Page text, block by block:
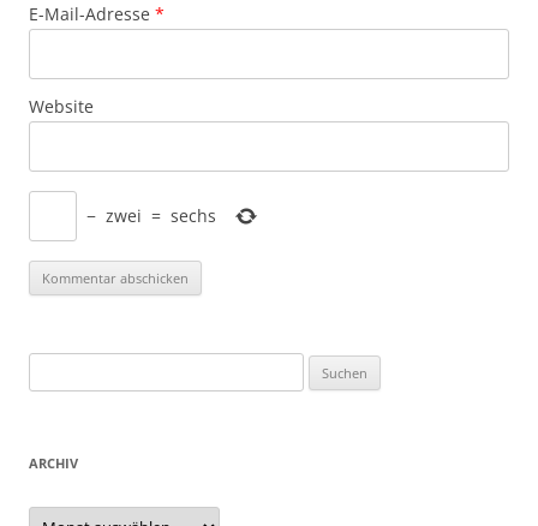
E-Mail-Adresse *
Website
− zwei = sechs
nach:
ARCHIV
Archiv